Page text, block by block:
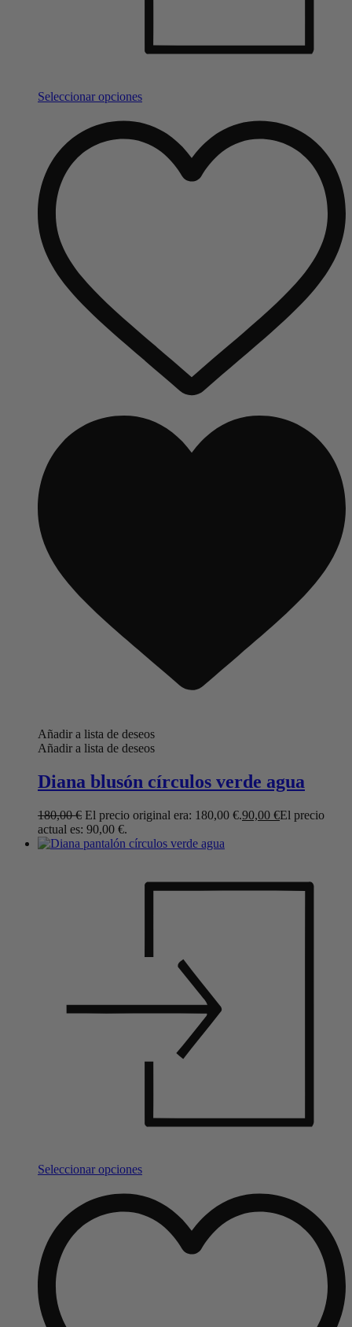
Seleccionar opciones
Añadir a lista de deseos
Añadir a lista de deseos
Diana blusón círculos verde agua
180,00€ El precio original era: 180,00 €.90,00 €El precio
actual es: 90,00 €.
Seleccionar opciones